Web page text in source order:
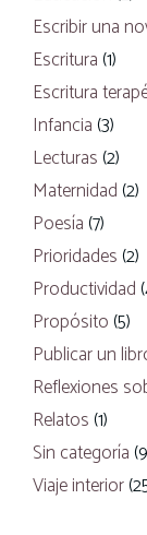
Escribir una
Escritura (1)
Escritura
Infancia (3)
Lecturas (2)
Maternidad (2)
Poesía (7)
Prioridades (2)
Productividad
Propósito (5)
Publicar un
Reflexiones
Relatos (1)
Sin categoría
Viaje interior